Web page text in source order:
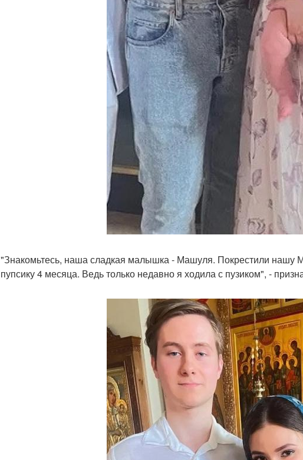
"Знакомьтесь, наша сладкая малышка - Машуля. Покрестили нашу
пупсику 4 месяца. Ведь только недавно я ходила с пузиком", -